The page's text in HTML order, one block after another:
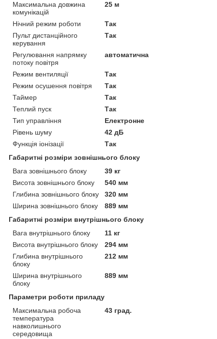
Максимальна довжина
комунікацій
25 м
Нічний режим роботи
Так
Пульт дистанційного
керування
Так
Регулювання напрямку
потоку повітря
автоматична
Режим вентиляції
Так
Режим осушення повітря
Так
Таймер
Так
Теплий пуск
Так
Тип управління
Електронне
Рівень шуму
42 дБ
Функція іонізації
Так
Габаритні розміри зовнішнього блоку
Вага зовнішнього блоку
39 кг
Висота зовнішнього блоку
540 мм
Глибина зовнішнього блоку
320 мм
Ширина зовнішнього блоку
889 мм
Габаритні розміри внутрішнього блоку
Вага внутрішнього блоку
11 кг
Висота внутрішнього блоку
294 мм
Глибина внутрішнього
блоку
212 мм
Ширина внутрішнього
блоку
889 мм
Параметри роботи приладу
Максимальна робоча
температура
навколишнього
середовища
43 град.